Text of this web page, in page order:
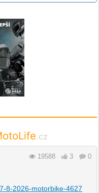
.cz
19588 3 0
8-2026-motorbike-4627